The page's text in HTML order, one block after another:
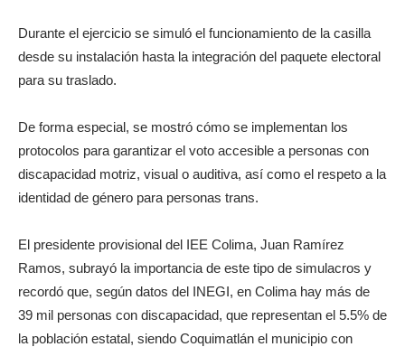
Durante el ejercicio se simuló el funcionamiento de la casilla
desde su instalación hasta la integración del paquete electoral
para su traslado.
De forma especial, se mostró cómo se implementan los
protocolos para garantizar el voto accesible a personas con
discapacidad motriz, visual o auditiva, así como el respeto a la
identidad de género para personas trans.
El presidente provisional del IEE Colima, Juan Ramírez
Ramos, subrayó la importancia de este tipo de simulacros y
recordó que, según datos del INEGI, en Colima hay más de
39 mil personas con discapacidad, que representan el 5.5% de
la población estatal, siendo Coquimatlán el municipio con